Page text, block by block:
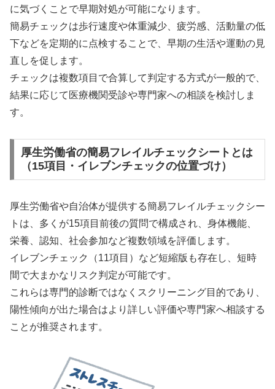
に気づくことで早期対処が可能になります。
簡易チェックは歩行速度や体重減少、疲労感、活動量の低
下などを定期的に点検することで、早期の生活や運動の見
直しを促します。
チェックは複数項目で合算して判定する方式が一般的で、
結果に応じて医療機関受診や専門家への相談を検討しま
す。
厚生労働省の簡易フレイルチェックシートとは
（15項目・イレブンチェックの位置づけ）
厚生労働省や自治体が提供する簡易フレイルチェックシー
トは、多くが15項目前後の質問で構成され、身体機能、
栄養、認知、社会参加など複数領域を評価します。
イレブンチェック（11項目）など短縮版も存在し、短時
間で大まかなリスク判定が可能です。
これらは専門的診断ではなくスクリーニング目的であり、
陽性傾向が出た場合はより詳しい評価や専門家へ相談する
ことが推奨されます。